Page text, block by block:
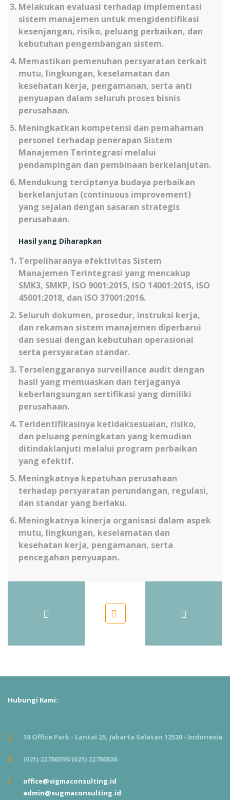
Melakukan evaluasi terhadap implementasi
sistem manajemen untuk mengidentifikasi
kesenjangan, risiko, peluang perbaikan, dan
kebutuhan pengembangan sistem.
Memastikan pemenuhan persyaratan terkait
mutu, lingkungan, keselamatan dan
kesehatan kerja, pengamanan, serta anti
penyuapan dalam seluruh proses bisnis
perusahaan.
Meningkatkan kompetensi dan pemahaman
personel terhadap penerapan Sistem
Manajemen Terintegrasi melalui
pendampingan dan pembinaan berkelanjutan.
Mendukung terciptanya budaya perbaikan
berkelanjutan (continuous improvement)
yang sejalan dengan sasaran strategis
perusahaan.
Hasil yang Diharapkan
Terpeliharanya efektivitas Sistem
Manajemen Terintegrasi yang mencakup
SMK3, SMKP, ISO 9001:2015, ISO 14001:2015, ISO
45001:2018, dan ISO 37001:2016.
Seluruh dokumen, prosedur, instruksi kerja,
dan rekaman sistem manajemen diperbarui
dan sesuai dengan kebutuhan operasional
serta persyaratan standar.
Terselenggaranya surveillance audit dengan
hasil yang memuaskan dan terjaganya
keberlangsungan sertifikasi yang dimiliki
perusahaan.
Teridentifikasinya ketidaksesuaian, risiko,
dan peluang peningkatan yang kemudian
ditindaklanjuti melalui program perbaikan
yang efektif.
Meningkatnya kepatuhan perusahaan
terhadap persyaratan perundangan, regulasi,
dan standar yang berlaku.
Meningkatnya kinerja organisasi dalam aspek
mutu, lingkungan, keselamatan dan
kesehatan kerja, pengamanan, serta
pencegahan penyuapan.
Hubungi Kami:
18 Office Park - Lantai 25, Jakarta Selatan 12520 - Indonesia
(021) 22786393/(021) 22786836
office@sigmaconsulting.id
admin@sugmaconsulting.id